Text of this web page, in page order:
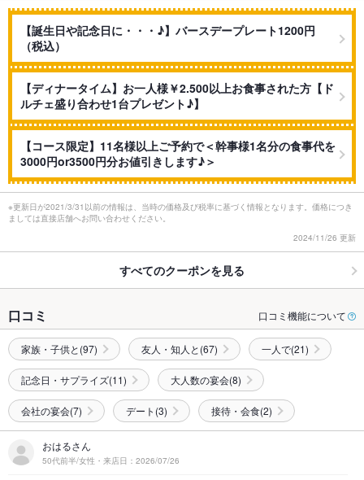
【誕生日や記念日に・・・♪】バースデープレート1200円
（税込）
【ディナータイム】お一人様￥2.500以上お食事された方【ド
ルチェ盛り合わせ1台プレゼント♪】
【コース限定】11名様以上ご予約で＜幹事様1名分の食事代を
3000円or3500円分お値引きします♪＞
※更新日が2021/3/31以前の情報は、当時の価格及び税率に基づく情報となります。価格につき
ましては直接店舗へお問い合わせください。
2024/11/26 更新
すべてのクーポンを見る
口コミ 口コミ機能について
家族・子供と(97) 友人・知人と(67) 一人で(21)
記念日・サプライズ(11) 大人数の宴会(8)
会社の宴会(7) デート(3) 接待・会食(2)
おはるさん
50代前半/女性・来店日：2026/07/26